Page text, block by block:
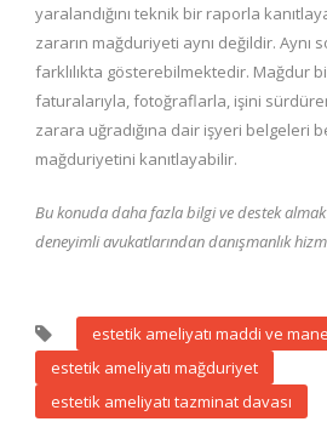
yaralandığını teknik bir raporla
zararın mağduriyeti aynı değildir. Aynı
farklılıkta gösterebilmektedir. Mağdur
faturalarıyla, fotoğraflarla, işini
zarara uğradığına dair işyeri belgeleri
mağduriyetini kanıtlayabilir.
Bu konuda daha fazla bilgi ve destek
deneyimli avukatlarından danışmanlık
estetik ameliyatı maddi ve
estetik ameliyatı mağduriyet
estetik ameliyatı tazminat davası